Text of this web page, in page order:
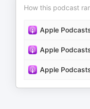
How this podcast
Apple
Apple
Apple